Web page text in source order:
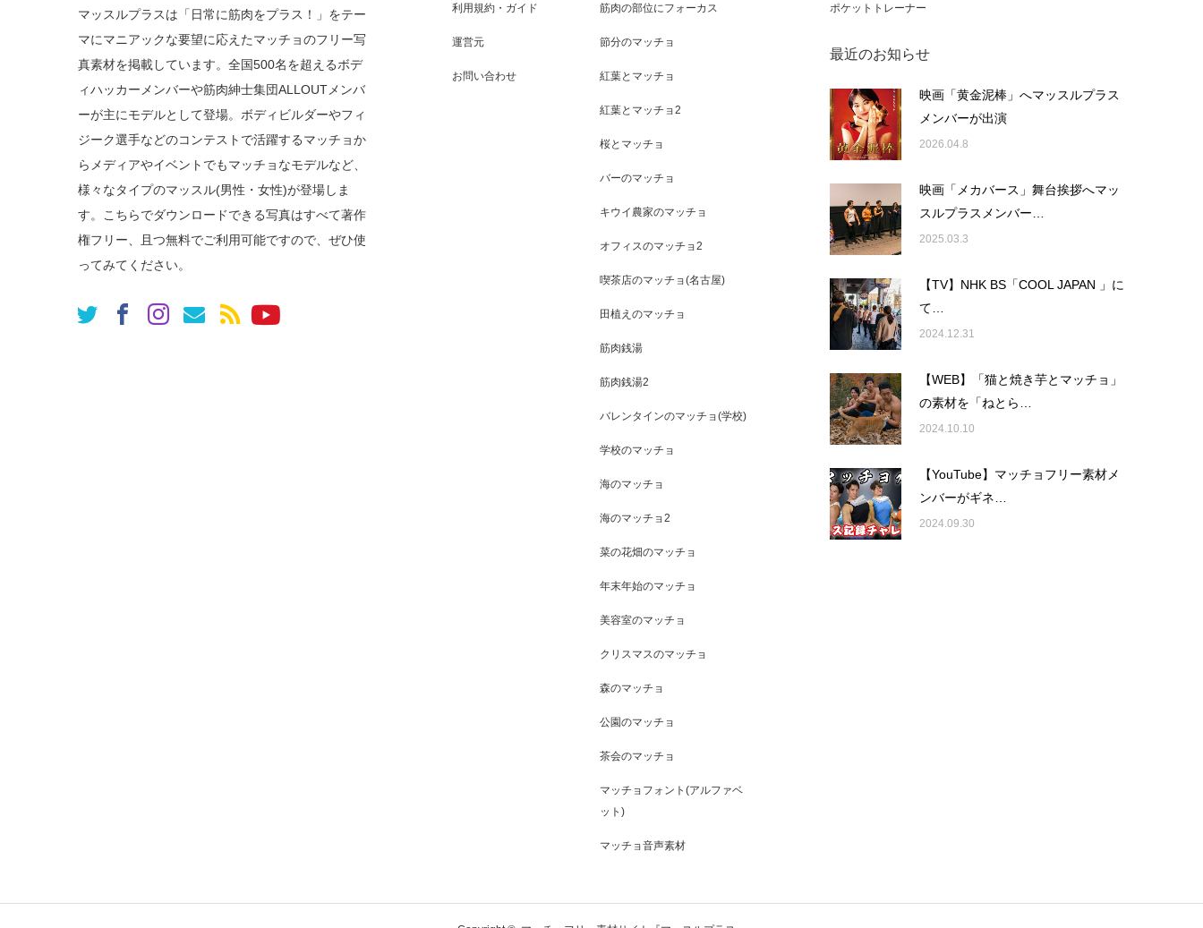
マッスルプラスは「日常に筋肉をプラス！」をテー
マにマニアックな要望に応えたマッチョのフリー写
真素材を掲載しています。全国500名を超えるボデ
ィハッカーメンバーや筋肉紳士集団ALLOUTメンバ
ーが主にモデルとして登場。ボディビルダーやフィ
ジーク選手などのコンテストで活躍するマッチョか
らメディアやイベントでもマッチョなモデルなど、
様々なタイプのマッスル(男性・女性)が登場しま
す。こちらでダウンロードできる写真はすべて著作
権フリー、且つ無料でご利用可能ですので、ぜひ使
ってみてください。
利用規約・ガイド
運営元
お問い合わせ
筋肉の部位にフォーカス
節分のマッチョ
紅葉とマッチョ
紅葉とマッチョ2
桜とマッチョ
バーのマッチョ
キウイ農家のマッチョ
オフィスのマッチョ2
喫茶店のマッチョ(名古屋)
田植えのマッチョ
筋肉銭湯
筋肉銭湯2
バレンタインのマッチョ(学校)
学校のマッチョ
海のマッチョ
海のマッチョ2
菜の花畑のマッチョ
年末年始のマッチョ
美容室のマッチョ
クリスマスのマッチョ
森のマッチョ
公園のマッチョ
茶会のマッチョ
マッチョフォント(アルファベ
ット)
マッチョ音声素材
ポケットトレーナー
最近のお知らせ
映画「黄金泥棒」へマッスルプラス
メンバーが出演
2026.04.8
映画「メカバース」舞台挨拶へマッ
スルプラスメンバー…
2025.03.3
【TV】NHK BS「COOL JAPAN 」に
て…
2024.12.31
【WEB】「猫と焼き芋とマッチョ」
の素材を「ねとら…
2024.10.10
【YouTube】マッチョフリー素材メ
ンバーがギネ…
2024.09.30